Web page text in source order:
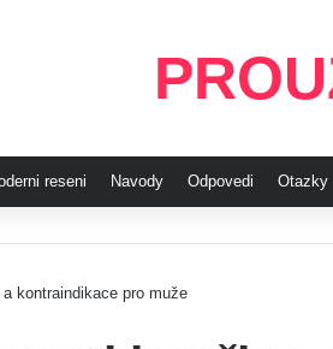
reseni Navody Odpovedi Otazky
kontraindikace pro muže